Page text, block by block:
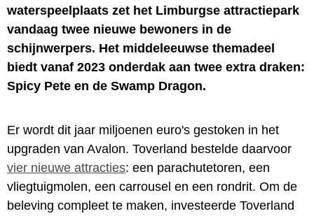
waterspeelplaats zet het Limburgse attractiepark
vandaag twee nieuwe bewoners in de
schijnwerpers. Het middeleeuwse themadeel
biedt vanaf 2023 onderdak aan twee extra draken:
Spicy Pete en de Swamp Dragon.
Er wordt dit jaar miljoenen euro's gestoken in het
upgraden van Avalon. Toverland bestelde daarvoor
vier nieuwe attracties: een parachutetoren, een
vliegtuigmolen, een carrousel en een rondrit. Om de
beleving compleet te maken, investeerde Toverland